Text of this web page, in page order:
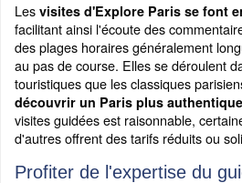
Les visites d'Explore Paris se font
facilitant ainsi l'écoute des
des plages horaires généralement
au pas de course. Elles se déroulent
touristiques que les classiques
découvrir un Paris plus
visites guidées est raisonnable,
d'autres offrent des tarifs réduits ou
Profiter de l'expertise du